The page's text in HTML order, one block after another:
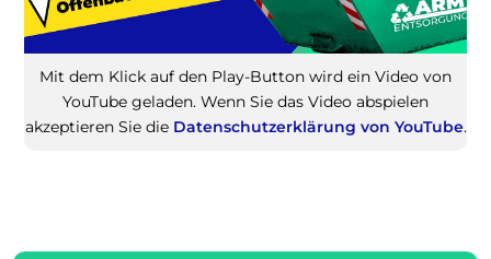
Mit dem Klick auf den Play-Button wird ein Video von
YouTube geladen. Wenn Sie das Video abspielen
akzeptieren Sie die Datenschutzerklärung von YouTube.